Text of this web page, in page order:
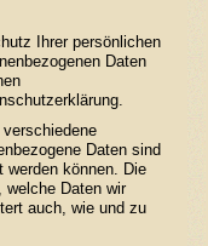
Ihrer persönlichen
Daten
Daten sind
werden können. Die
welche Daten wir
auch, wie und zu